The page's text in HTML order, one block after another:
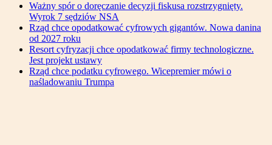
Ważny spór o doręczanie decyzji fiskusa rozstrzygnięty.
Wyrok 7 sędziów NSA
Rząd chce opodatkować cyfrowych gigantów. Nowa danina
od 2027 roku
Resort cyfryzacji chce opodatkować firmy technologiczne.
Jest projekt ustawy
Rząd chce podatku cyfrowego. Wicepremier mówi o
naśladowaniu Trumpa